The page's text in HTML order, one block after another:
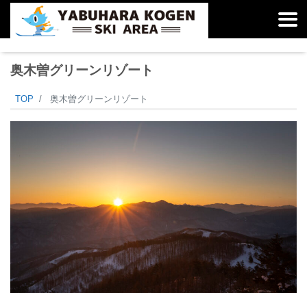
奥木曽グリーンリゾート
TOP 奥木曽グリーンリゾート